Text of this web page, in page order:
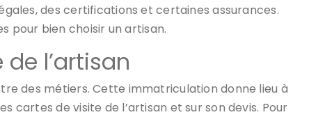
des certifications et certaines assurances.
pour bien choisir un artisan.
l’artisan
des métiers. Cette immatriculation donne lieu à
cartes de visite de l’artisan et sur son devis. Pour